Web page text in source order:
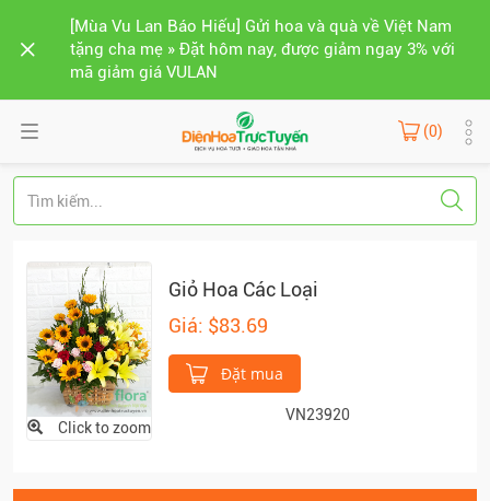
[Mùa Vu Lan Báo Hiếu] Gửi hoa và quà về Việt Nam
tặng cha mẹ » Đặt hôm nay, được giảm ngay 3% với
mã giảm giá VULAN
(0)
Click to zoom
Giỏ Hoa Các Loại
Giá: $83.69
Đặt mua
VN23920